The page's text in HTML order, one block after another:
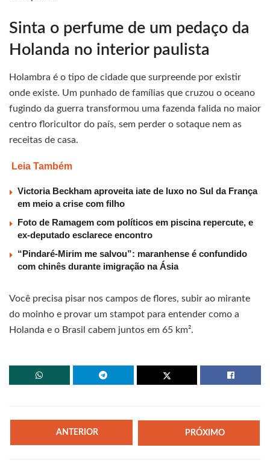
Sinta o perfume de um pedaço da
Holanda no interior paulista
Holambra é o tipo de cidade que surpreende por existir
onde existe. Um punhado de famílias que cruzou o oceano
fugindo da guerra transformou uma fazenda falida no maior
centro floricultor do país, sem perder o sotaque nem as
receitas de casa.
Leia Também
Victoria Beckham aproveita iate de luxo no Sul da França
em meio a crise com filho
Foto de Ramagem com políticos em piscina repercute, e
ex-deputado esclarece encontro
“Pindaré-Mirim me salvou”: maranhense é confundido
com chinês durante imigração na Ásia
Você precisa pisar nos campos de flores, subir ao mirante
do moinho e provar um stampot para entender como a
Holanda e o Brasil cabem juntos em 65 km².
ANTERIOR PRÓXIMO